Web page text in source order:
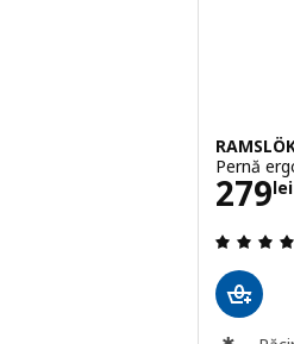
Pernă
279lei
Preţ